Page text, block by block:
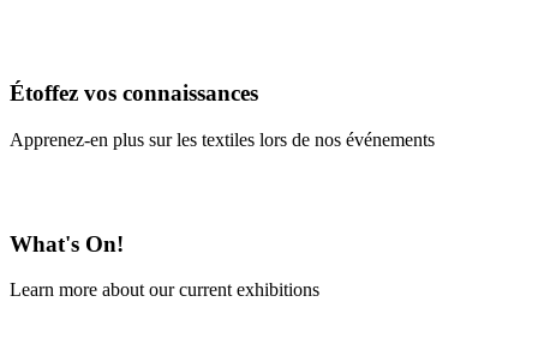
Étoffez vos connaissances
Apprenez-en plus sur les textiles lors de nos événements
What's On!
Learn more about our current exhibitions